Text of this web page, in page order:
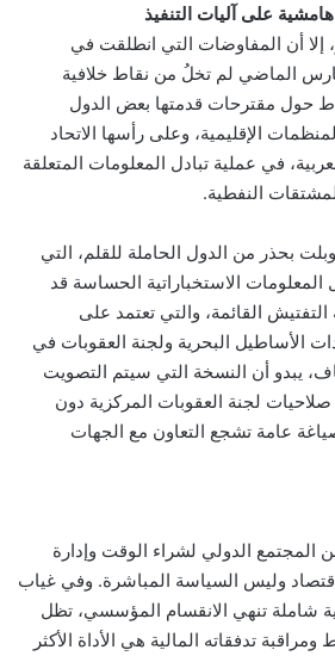
على آليات التنفيذ
إلا أن المفاوضات التي انطلقت في
الماضي لم تخلُ من نقاط خلافية
حول مقترحات قدمتها بعض الدول
الإقليمية، وعلى رأسها الاتحاد
في عملية تبادل المعلومات المتعلقة
النفطية.
بحذر من الدول الحاملة للقلم، التي
الاستخباراتية الحساسة قد
القائمة، والتي تعتمد على
الأساطيل البحرية ولجنة العقوبات في
يبدو أن النسخة التي سيتم التصويت
لجنة العقوبات المركزية دون
عامة تشجع التعاون مع الجهات
المجتمع الدولي لشراء الوقت وإدارة
الاقتصاد وليس السياسة المباشرة. وفي غياب
شاملة تنهي الانقسام المؤسسي، تظل
تدفقاته المالية هي الأداة الأكثر